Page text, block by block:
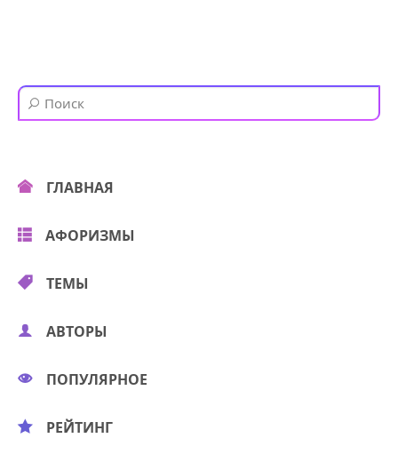
ГЛАВНАЯ
АФОРИЗМЫ
ТЕМЫ
АВТОРЫ
ПОПУЛЯРНОЕ
РЕЙТИНГ